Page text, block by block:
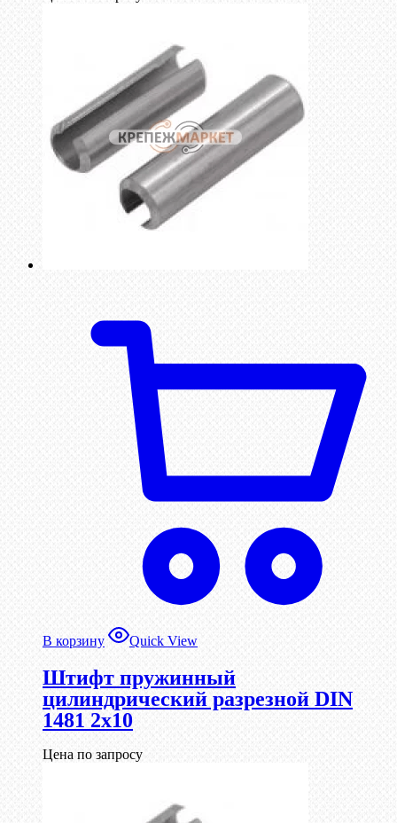
В корзину Quick View
Штифт пружинный
цилиндрический разрезной DIN
1481 2х10
Цена по запросу